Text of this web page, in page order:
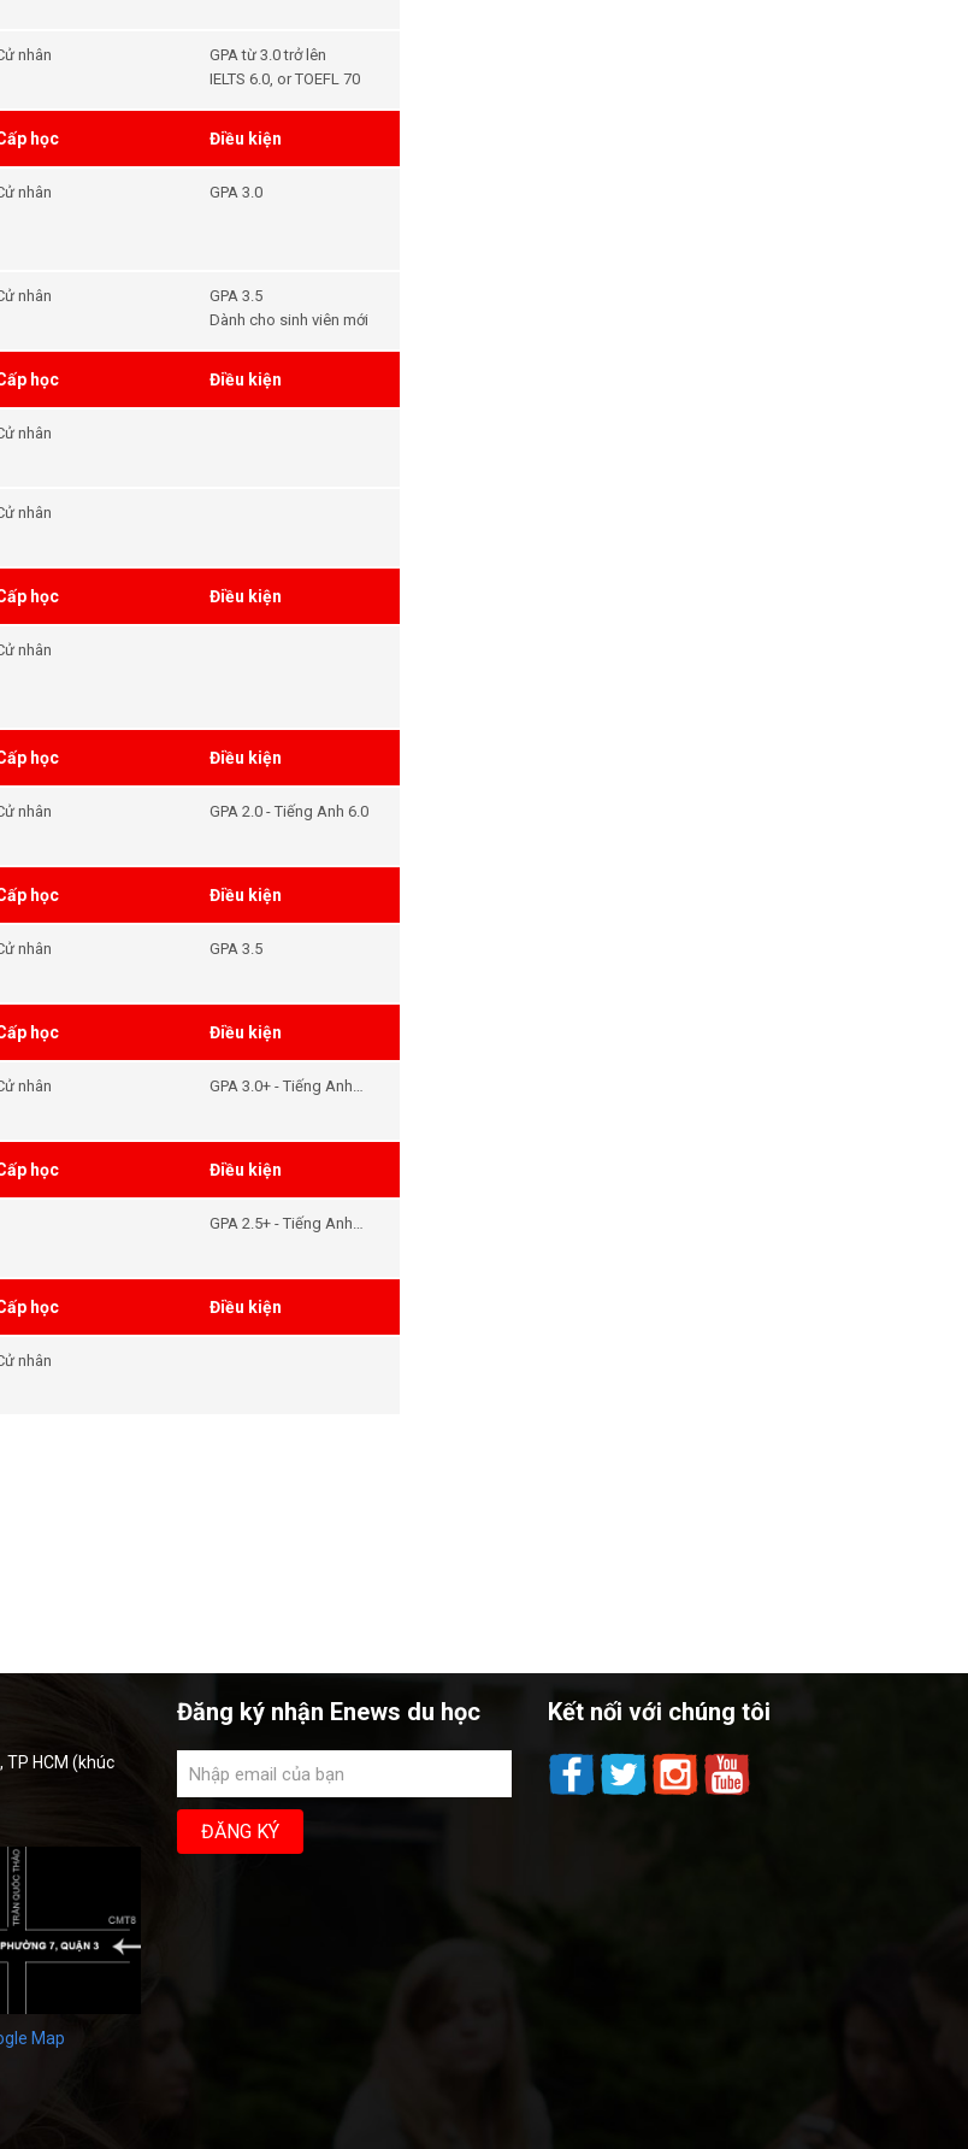
nhân
GPA từ 3.0 trở lên
IELTS 6.0, or TOEFL 70
học Điều kiện
nhân GPA 3.0
nhân
GPA 3.5
Dành cho sinh viên mới
học Điều kiện
nhân
nhân
học Điều kiện
nhân
học Điều kiện
nhân GPA 2.0 - Tiếng Anh 6.0
học Điều kiện
nhân GPA 3.5
học Điều kiện
nhân
GPA 3.0+ - Tiếng Anh
học Điều kiện
GPA 2.5+ - Tiếng Anh
học Điều kiện
nhân
TP HCM (khúc
Map
Đăng ký nhận Enews du học Kết nối với chúng tôi